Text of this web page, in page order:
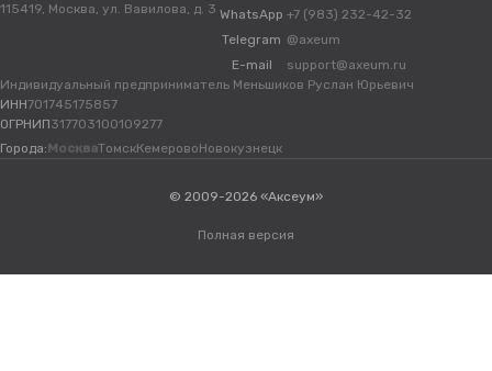
115419, Москва, ул. Вавилова, д. 3 WhatsApp +7 (983) 232-42-32
Telegram @axeum
E-mail
support@axeum.ru
Индивидуальный предприниматель Меньшиков Руслан Юрьевич
ИНН701745175857
ОГРНИП317703100109277
Города: МоскваТомскКемеровоНовокузнецк
© 2009-2026 «Аксеум»
Полная версия